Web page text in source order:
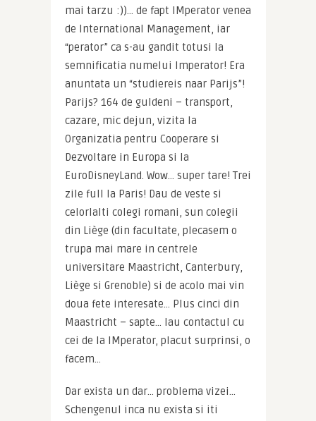
mai tarzu :))… de fapt IMperator venea
de International Management, iar
“perator” ca s-au gandit totusi la
semnificatia numelui Imperator! Era
anuntata un “studiereis naar Parijs”!
Parijs? 164 de guldeni – transport,
cazare, mic dejun, vizita la
Organizatia pentru Cooperare si
Dezvoltare in Europa si la
EuroDisneyLand. Wow… super tare! Trei
zile full la Paris! Dau de veste si
celorlalti colegi romani, sun colegii
din Liège (din facultate, plecasem o
trupa mai mare in centrele
universitare Maastricht, Canterbury,
Liège si Grenoble) si de acolo mai vin
doua fete interesate… Plus cinci din
Maastricht – sapte… Iau contactul cu
cei de la IMperator, placut surprinsi, o
facem…
Dar exista un dar… problema vizei…
Schengenul inca nu exista si iti